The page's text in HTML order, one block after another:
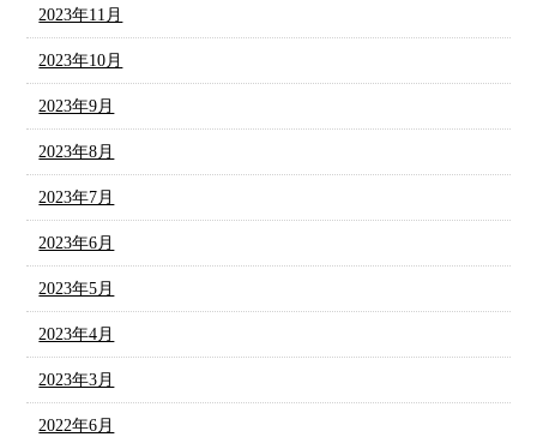
2023年11月
2023年10月
2023年9月
2023年8月
2023年7月
2023年6月
2023年5月
2023年4月
2023年3月
2022年6月